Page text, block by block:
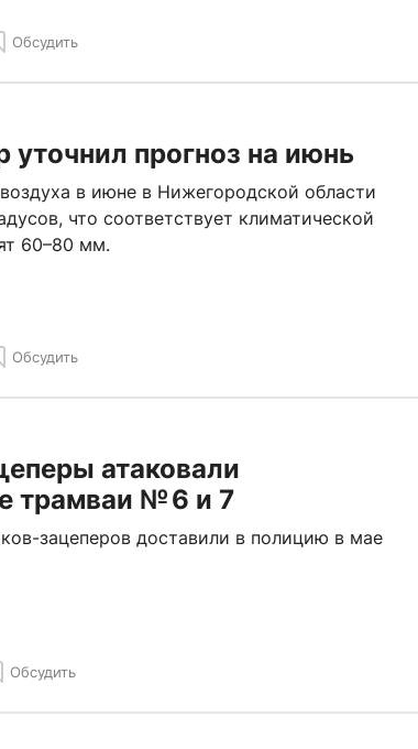
Обсудить
уточнил прогноз на июнь
в июне в Нижегородской области
что соответствует климатической
60–80 мм.
Обсудить
атаковали
трамваи № 6 и 7
зацеперов доставили в полицию в мае
Обсудить